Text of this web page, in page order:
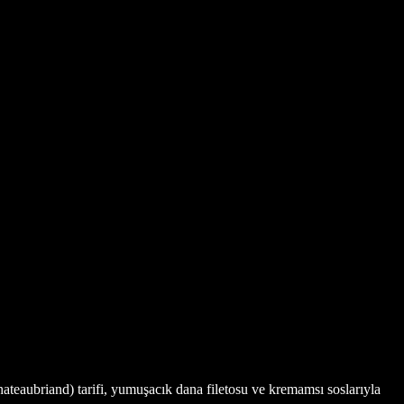
tarifi, yumuşacık dana filetosu ve kremamsı soslarıyla